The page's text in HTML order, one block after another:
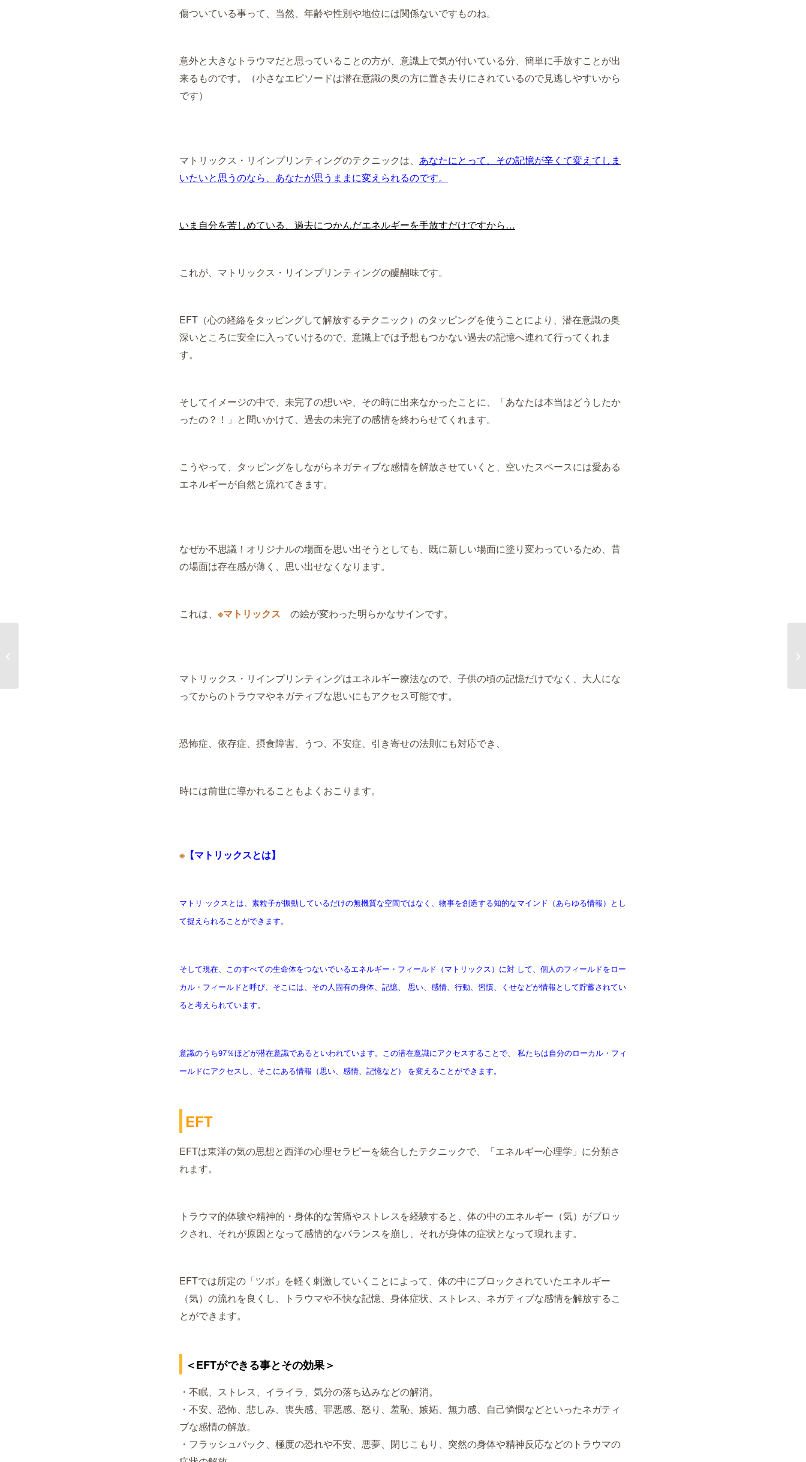
傷ついている事って、当然、年齢や性別や地位には関係ないですものね。
意外と大きなトラウマだと思っていることの方が、意識上で気が付いている分、 簡単に手放すことが出
来るものです。
（小さなエピソードは潜在意識の奥の方に置き去りにされているので見逃しやすいから
です）
マトリックス・リインプリンティングのテクニックは、 あなたにとって、その記憶が辛くて変えてしま
いたいと思うのなら、あなたが思うままに変えられるのです。
いま自分を苦しめている、過去につかんだエネルギーを手放すだけですから…
これが、マトリックス・リインプリンティングの醍醐味です。
EFT（心の経絡をタッピングして解放するテクニック）のタッピングを使うことにより、 潜在意識の奥
深いところに安全に入っていけるので、 意識上では予想もつかない過去の記憶へ連れて行ってくれま
す。
そしてイメージの中で、未完了の想いや、その時に出来なかったことに、
「あなたは本当はどうしたか
ったの？！」と問いかけて、過去の未完了の感情を終わらせてくれます。
こうやって、タッピングをしながらネガティブな感情を解放させていくと、 空いたスペースには愛ある
エネルギーが自然と流れてきます。
なぜか不思議！オリジナルの場面を思い出そうとしても、 既に新しい場面に塗り変わっているため、 昔
の場面は存在感が薄く、思い出せなくなります。
これは、 ※マトリックス の絵が変わった明らかなサインです。
マトリックス・リインプリンティングはエネルギー療法なので、子供の頃の記憶だけでなく、 大人にな
ってからのトラウマやネガティブな思いにもアクセス可能です。
恐怖症、依存症、摂食障害、うつ、不安症、 引き寄せの法則にも対応でき、
時には前世に導かれることもよくおこります。
※ 【マ トリ ックスとは】
マトリ ックスとは、素粒子が振動しているだけの無機質な空間ではなく、物事を創造する知的なマインド（あらゆる情報）とし
て捉えられることができます。
そして現在、このすべての生命体をつないでいるエネルギー・フィールド（マトリックス）に対 して、個人のフィールドをロー
カル・フィールドと呼び、そこには、その人固有の身体、記憶、 思い、感情、行動、習慣、くせなどが情報として貯蓄されてい
ると考えられています。
意識のうち97％ほどが潜在意識であるといわれています。この潜在意識にアクセスすることで、 私たちは自分のローカル・フィ
ールドにアクセスし、そこにある情報（思い、感情、記憶など） を変えることができます。
EFT
EFTは東洋の気の思想と西洋の心理セラピーを統合したテクニックで、
「エネルギー心理学」に分類さ
れます。
トラウマ的体験や精神的・身体的な苦痛やストレスを経験すると、 体の中のエネルギー（気）がブロッ
クされ、それが原因となって感情的なバランスを崩し、 それが身体の症状となって現れます。
EFTでは所定の「ツボ」を軽く刺激していくことによって、 体の中にブロックされていたエネルギー
（気）の流れを良くし、トラウマや不快な記憶、 身体症状、ストレス、 ネガティブな感情を解放するこ
とができます。
＜EFTができる事とその効果＞
・不眠、ストレス、イライラ、気分の落ち込みなどの解消。
・不安、恐怖、悲しみ、喪失感、罪悪感、怒り、羞恥、嫉妬、無力感、自己憐憫などといったネガティ
ブな感情の解放。
・フラッシュバック、極度の恐れや不安、悪夢、閉じこもり、突然の身体や精神反応などのトラウマの